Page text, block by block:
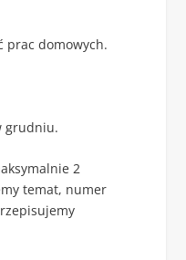
prac domowych.
grudniu.
2
temat, numer